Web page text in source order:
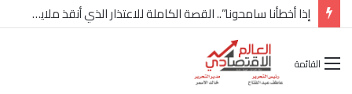
إذا أخطأنا سامحونا”.. القصة الكاملة للاعتذار الذي أنقذ ملايين “إعمار” في الساحل الشمالي
القائمة